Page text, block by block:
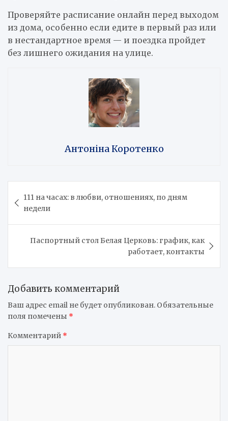
Проверяйте расписание онлайн перед выходом
из дома, особенно если едите в первый раз или
в нестандартное время — и поездка пройдет
без лишнего ожидания на улице.
Антоніна Коротенко
по
записям
111 на часах: в любви, отношениях, по дням
недели
Паспортный стол Белая Церковь: график, как
работает, контакты
Добавить комментарий
Ваш адрес email не будет опубликован. Обязательные
поля помечены *
Комментарий *